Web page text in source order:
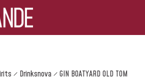
Drinksnova GIN BOATYARD OLD TOM